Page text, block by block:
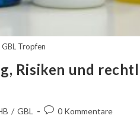
GBL Tropfen
Risiken und
/ GBL
Kommentare
0 Kommentare